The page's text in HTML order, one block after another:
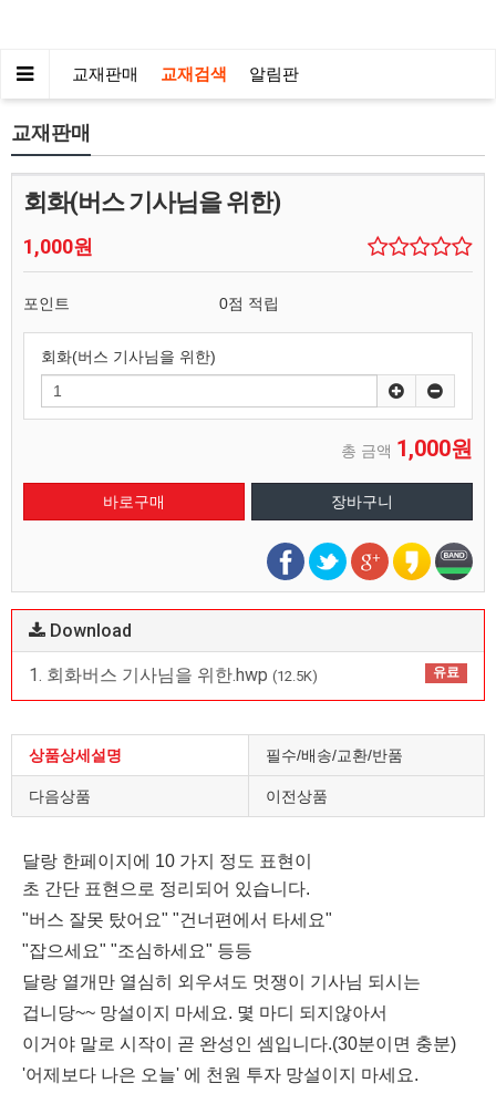
교재판매 교재검색 알림판
교재판매
회화(버스 기사님을 위한)
1,000원
포인트 0점 적립
회화(버스 기사님을 위한)
총 금액 1,000원
Download
1. 회화버스 기사님을 위한.hwp (12.5K) 유료
상품상세설명 필수/배송/교환/반품
다음상품 이전상품
달랑 한페이지에 10 가지 정도 표현이
초 간단 표현으로 정리되어 있습니다.
"버스 잘못 탔어요" "건너편에서 타세요"
"잡으세요" "조심하세요" 등등
달랑 열개만 열심히 외우셔도 멋쟁이 기사님 되시는
겁니당~~ 망설이지 마세요. 몇 마디 되지않아서
이거야 말로 시작이 곧 완성인 셈입니다.(30분이면 충분)
'어제보다 나은 오늘' 에 천원 투자 망설이지 마세요.